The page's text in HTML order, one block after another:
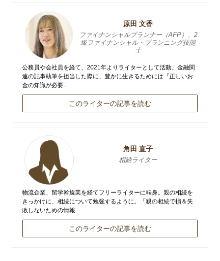
原田 文香
ファイナンシャルプランナー（AFP）、2
級ファイナンシャル・プランニング技能
士
公務員や会社員を経て、2021年よりライターとして活動。金融関
連の記事執筆を担当した際に、豊かに生きるためには『正しいお
金の知識が必要...
このライターの記事を読む
角田 直子
相続ライター
物流企業、留学斡旋業を経てフリーライターに転身。親の相続を
きっかけに、相続について勉強するように。「親の相続で損＆失
敗しないための情報...
このライターの記事を読む